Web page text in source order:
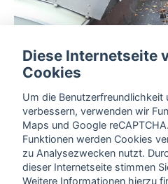
Diese Internetseite
Cookies
Um die Benutzerfreundlichkeit
verbessern, verwenden wir
Maps und Google
Funktionen werden Cookies
zu Analysezwecken nutzt.
dieser Internetseite stimmen
Weitere Informationen hierzu